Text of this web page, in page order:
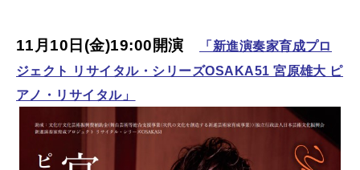
11月10日(金)19:00開演
「新進演奏家育成プロ
ジェクト リサイタル・シリーズOSAKA51 宮原雄大 ピ
アノ・リサイタル」